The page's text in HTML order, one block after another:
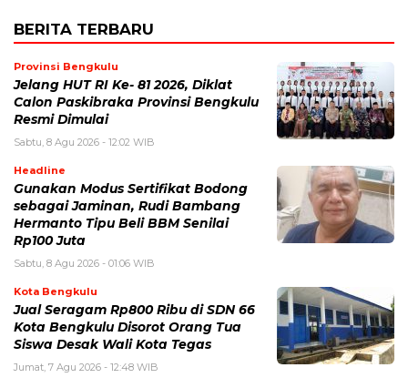
BERITA TERBARU
Provinsi Bengkulu
Jelang HUT RI Ke- 81 2026, Diklat
Calon Paskibraka Provinsi Bengkulu
Resmi Dimulai
Sabtu, 8 Agu 2026 - 12:02 WIB
Headline
Gunakan Modus Sertifikat Bodong
sebagai Jaminan, Rudi Bambang
Hermanto Tipu Beli BBM Senilai
Rp100 Juta
Sabtu, 8 Agu 2026 - 01:06 WIB
Kota Bengkulu
Jual Seragam Rp800 Ribu di SDN 66
Kota Bengkulu Disorot Orang Tua
Siswa Desak Wali Kota Tegas
Jumat, 7 Agu 2026 - 12:48 WIB